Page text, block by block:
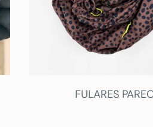
FULARES